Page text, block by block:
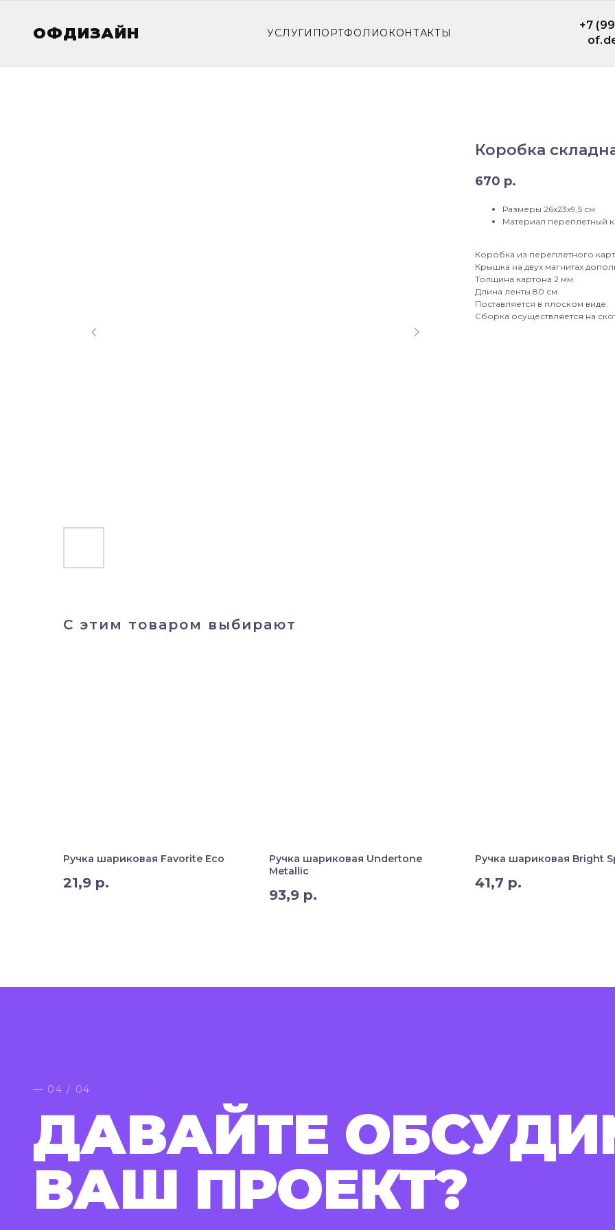
ОФДИЗАЙН УСЛУГИ ПОРТФОЛИО КОНТАКТЫ
+7
Коробка
670 р.
Размеры 26x23x9,5 см
Материал переплетный
Коробка из переплетного
Крышка на двух магнитах
Толщина картона 2 мм.
Длина ленты 80 см.
Поставляется в плоском виде.
Сборка осуществляется на
С этим товаром выбирают
Ручка шариковая Favorite Eco
21,9 р.
Ручка шариковая Undertone
Metallic
93,9 р.
Ручка шариковая Bright
41,7 р.
— 04 / 04
ДАВАЙТЕ
ВАШ ПРОЕКТ?